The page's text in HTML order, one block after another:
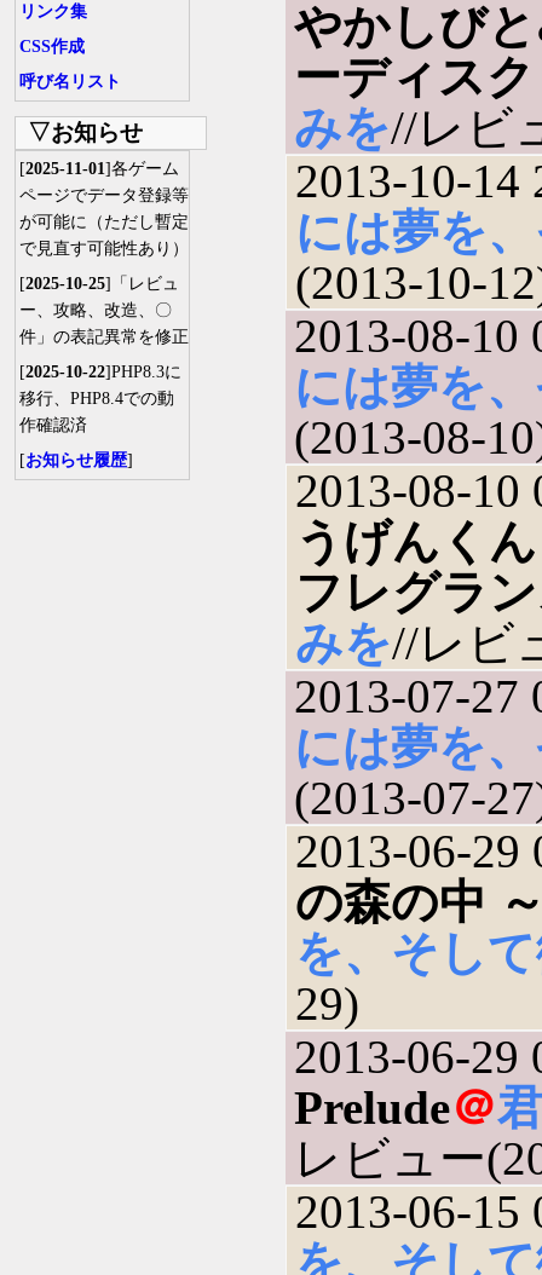
リンク集
CSS作成
呼び名リスト
▽お知らせ
[2025-11-01]各ゲーム
ページでデータ登録等
が可能に（ただし暫定
で見直す可能性あり）
[2025-10-25]「レビュ
ー、攻略、改造、〇
件」の表記異常を修正
[2025-10-22]PHP8.3に
移行、PHP8.4での動
作確認済
[お知らせ履歴]
やかしび
ーディス
みを//レビ
2013-10-14
には夢を
(2013-10-
2013-08-10
には夢を
(2013-08-
2013-08-10
うげんく
フレグラ
みを//レビ
2013-07-27
には夢を
(2013-07-
2013-06-29
の森の中
を、そし
29)
2013-06-29
Prelude＠
レビュー
2013-06-15
を、そし